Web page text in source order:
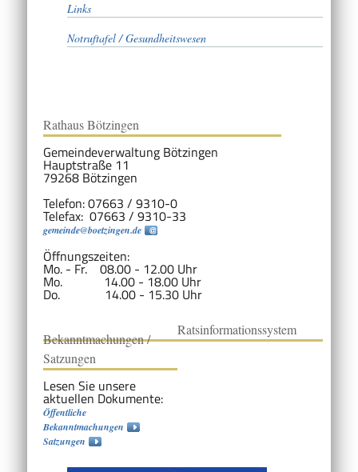
Links
Notruftafel / Gesundheitswesen
Rathaus Bötzingen
Gemeindeverwaltung Bötzingen
Hauptstraße 11
79268 Bötzingen
Telefon: 07663 / 9310-0
Telefax: 07663 / 9310-33
gemeinde@boetzingen.de
Öffnungszeiten:
Mo. - Fr. 08.00 - 12.00 Uhr
Mo. 14.00 - 18.00 Uhr
Do. 14.00 - 15.30 Uhr
Bekanntmachungen /
Satzungen
Lesen Sie unsere
aktuellen Dokumente:
Öffentliche
Bekanntmachungen
Satzungen
Ratsinformationssystem